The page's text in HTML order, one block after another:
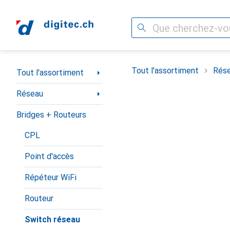
Recherche
Navigation par catégorie
Tout l'assortiment
Réseau
Bridges + Routeurs
CPL
Point d'accès
Répéteur WiFi
Routeur
Switch réseau
Tout l'assortiment